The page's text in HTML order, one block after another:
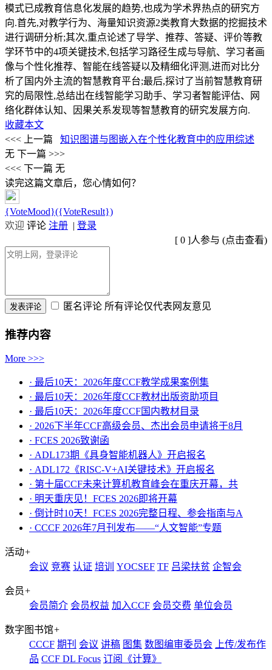
模式已成教育信息化发展的趋势,也成为学术界热点的研究方
向.首先,对教学行为、海量知识资源2类教育大数据的挖掘技术
进行调研分析;其次,重点论述了导学、推荐、答疑、评价等教
学环节中的4项关键技术,包括学习路径生成与导航、学习者画
像与个性化推荐、智能在线答疑以及精细化评测,进而对比分
析了国内外主流的智慧教育平台;最后,探讨了当前智慧教育研
究的局限性,总结出在线智能学习助手、学习者智能评估、网
络化群体认知、因果关系发现等智慧教育的研究发展方向.
收藏本文
<<< 上一篇
知识图谱与图嵌入在个性化教育中的应用综述
无 下一篇 >>>
<<< 下一篇 无
读完这篇文章后，您心情如何？
{VoteMood}({VoteResult})
欢迎 评论 注册 | 登录
[ 0 ]人参与 (点击查看)
匿名评论 所有评论仅代表网友意见
推荐内容
More >>>
· 最后10天：2026年度CCF教学成果案例集
· 最后10天：2026年度CCF教材出版资助项目
· 最后10天：2026年度CCF国内教材目录
· 2026下半年CCF高级会员、杰出会员申请将于8月
· FCES 2026致谢函
· ADL173期《具身智能机器人》开启报名
· ADL172《RISC-V+AI关键技术》开启报名
· 第十届CCF未来计算机教育峰会在重庆开幕，共
· ​明天重庆见！FCES 2026即将开幕
· 倒计时10天！FCES 2026完整日程、参会指南与A
· CCCF 2026年7月刊发布——“人文智能”专题
活动+
会议 竞赛 认证 培训 YOCSEF TF 吕梁扶贫 企智会
会员+
会员简介 会员权益 加入CCF 会员交费 单位会员
数字图书馆+
CCCF 期刊 会议 讲稿 图集 数图编审委员会
上传/发布作
品 CCF DL Focus 订阅《计算》